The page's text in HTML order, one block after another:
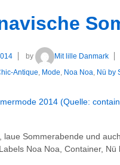
by Mit lille Danmark
Antique, Mode, Noa Noa, Nü by
laue Sommerabende und
Noa Noa, Container,